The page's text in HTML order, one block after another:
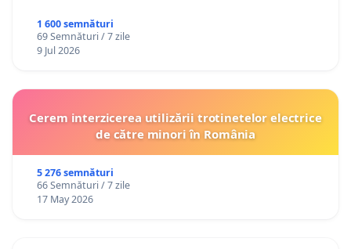
1 600 semnături
69 Semnături / 7 zile
9 Jul 2026
Cerem interzicerea utilizării trotinetelor electrice
de către minori în România
5 276 semnături
66 Semnături / 7 zile
17 May 2026